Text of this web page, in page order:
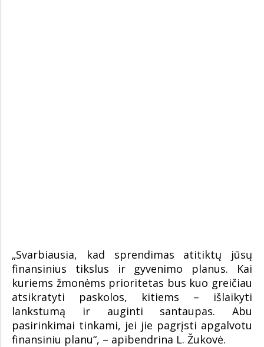
„Svarbiausia, kad sprendimas atitiktų jūsų
finansinius tikslus ir gyvenimo planus. Kai
kuriems žmonėms prioritetas bus kuo greičiau
atsikratyti paskolos, kitiems – išlaikyti
lankstumą ir auginti santaupas. Abu
pasirinkimai tinkami, jei jie pagrįsti apgalvotu
finansiniu planu“, – apibendrina L. Žukovė.